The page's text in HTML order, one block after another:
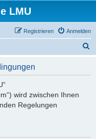
LMU
Anmelden
Registrieren
wird zwischen Ihnen
Regelungen